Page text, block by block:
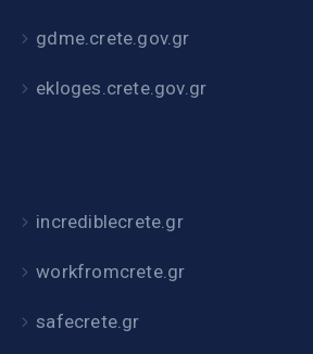
gdme.crete.gov.gr
ekloges.crete.gov.gr
incrediblecrete.gr
workfromcrete.gr
safecrete.gr